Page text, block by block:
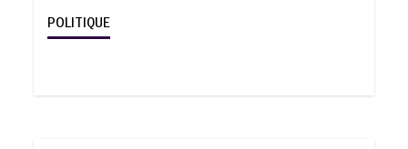
POLITIQUE